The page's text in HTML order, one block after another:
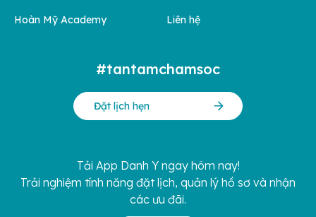
Hoàn Mỹ Academy Liên hệ
#tantamchamsoc
Đặt lịch hẹn
Tải App Danh Y ngay hôm nay!
Trải nghiệm tính năng đặt lịch, quản lý hồ sơ và nhận
các ưu đãi.